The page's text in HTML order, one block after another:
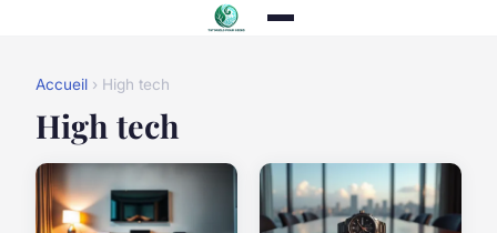
Accueil › High tech
High tech